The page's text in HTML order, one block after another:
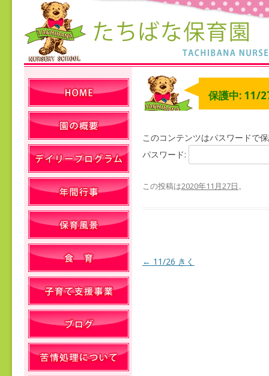
保護中: 11/
このコンテンツはパスワードで
パスワード:
この投稿は2020年11月27日。
投稿ナビゲーション
← 11/26 きく